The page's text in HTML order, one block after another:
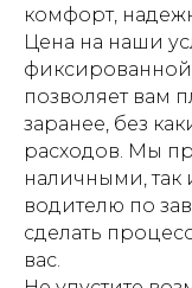
комфорт,
Цена на наши
фиксированной
позволяет вам
заранее, без
расходов. Мы
наличными, так
водителю по
сделать
вас.